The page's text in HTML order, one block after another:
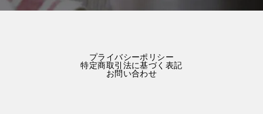
プライバシーポリシー
特定商取引法に基づく表記
お問い合わせ